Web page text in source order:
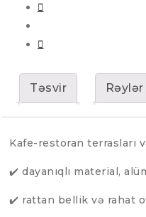
Təsvir
Kafe-restoran terrasları
✔️ dayanıqlı material,
✔️ rattan bellik və rahat